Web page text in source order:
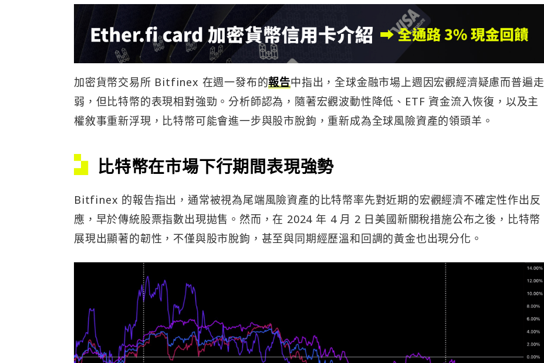
加密貨幣交易所 Bitfinex 在週一發布的報告中指出，全球金融市場上週因宏觀經濟疑慮而普遍走
弱，但比特幣的表現相對強勁。分析師認為，隨著宏觀波動性降低、ETF 資金流入恢復，以及主
權敘事重新浮現，比特幣可能會進一步與股市脫鉤，重新成為全球風險資產的領頭羊。
比特幣在市場下行期間表現強勢
Bitfinex 的報告指出，通常被視為尾端風險資產的比特幣率先對近期的宏觀經濟不確定性作出反
應，早於傳統股票指數出現拋售。然而，在 2024 年 4 月 2 日美國新關稅措施公布之後，比特幣
展現出顯著的韌性，不僅與股市脫鉤，甚至與同期經歷溫和回調的黃金也出現分化。